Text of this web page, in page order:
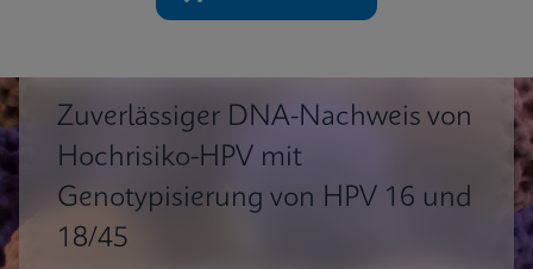
Zuverlässiger DNA-Nachweis von
Hochrisiko-HPV mit
Genotypisierung von HPV 16 und
18/45